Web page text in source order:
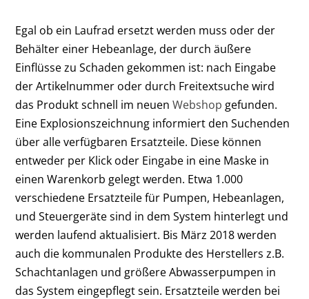
Egal ob ein Laufrad ersetzt werden muss oder der
Behälter einer Hebeanlage, der durch äußere
Einflüsse zu Schaden gekommen ist: nach Eingabe
der Artikelnummer oder durch Freitextsuche wird
das Produkt schnell im neuenWebshop gefunden.
Eine Explosionszeichnung informiert den Suchenden
über alle verfügbaren Ersatzteile. Diese können
entweder per Klick oder Eingabe in eine Maske in
einen Warenkorb gelegt werden. Etwa 1.000
verschiedene Ersatzteile für Pumpen, Hebeanlagen,
und Steuergeräte sind in dem System hinterlegt und
werden laufend aktualisiert. Bis März 2018 werden
auch die kommunalen Produkte des Herstellers z.B.
Schachtanlagen und größere Abwasserpumpen in
das System eingepflegt sein. Ersatzteile werden bei